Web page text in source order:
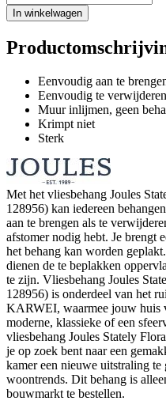
In winkelwagen
Eenvoudig aan te
Eenvoudig te verwijderen
Muur inlijmen, geen
Krimpt niet
Sterk
Met het vliesbehang Joules
128956) kan iedereen
aan te brengen als te
afstomer nodig hebt. Je brengt
het behang kan worden
dienen de te beplakken
te zijn. Vliesbehang Joules
128956) is onderdeel van het
KARWEI, waarmee jouw huis
moderne, klassieke of een
vliesbehang Joules Stately
je op zoek bent naar een
kamer een nieuwe uitstraling te
woontrends. Dit behang is
bouwmarkt te bestellen.